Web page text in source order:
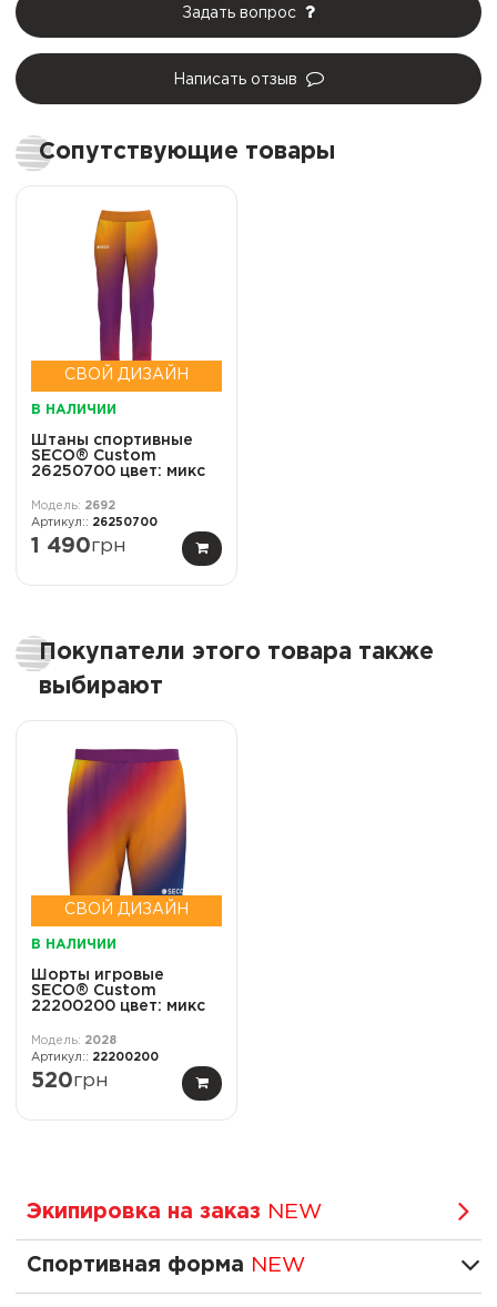
Задать вопрос
Написать отзыв
Сопутствующие товары
СВОЙ ДИЗАЙН
В НАЛИЧИИ
Штаны спортивные
SECO® Custom
26250700 цвет: микс
2692
26250700
1 490грн
Покупатели этого товара также
выбирают
СВОЙ ДИЗАЙН
В НАЛИЧИИ
Шорты игровые
SECO® Custom
22200200 цвет: микс
2028
22200200
520грн
Экипировка на заказ NEW
Спортивная форма NEW